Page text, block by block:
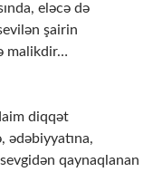
eləcə də
şairin
malikdir…
diqqət
ədəbiyyatına,
qaynaqlanan